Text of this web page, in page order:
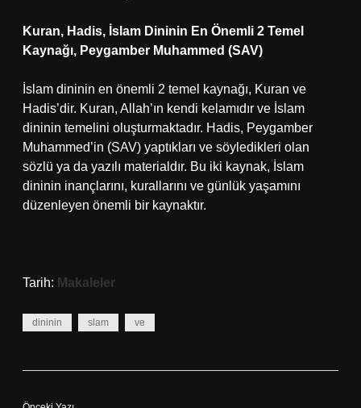
Kuran, Hadis, İslam Dininin En Önemli 2 Temel
Kaynağı, Peygamber Muhammed (SAV)
İslam dininin en önemli 2 temel kaynağı, Kuran ve
Hadis’dir. Kuran, Allah’ın kendi kelamıdır ve İslam
dininin temelini oluşturmaktadır. Hadis, Peygamber
Muhammed’in (SAV) yaptıkları ve söyledikleri olan
sözlü ya da yazılı materialdır. Bu iki kaynak, İslam
dininin inançlarını, kurallarını ve günlük yaşamını
düzenleyen önemli bir kaynaktır.
Tarih: Makaleler
dininin slam ve